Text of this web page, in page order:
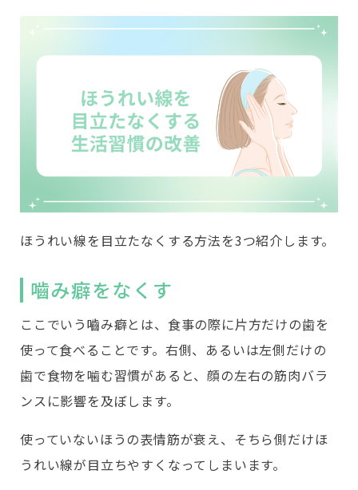
ほうれい線を目立たなくする方法を3つ紹介します。
嚙み癖をなくす
ここでいう嚙み癖とは、食事の際に片方だけの歯を
使って食べることです。右側、あるいは左側だけの
歯で食物を噛む習慣があると、顔の左右の筋肉バラ
ンスに影響を及ぼします。
使っていないほうの表情筋が衰え、そちら側だけほ
うれい線が目立ちやすくなってしまいます。